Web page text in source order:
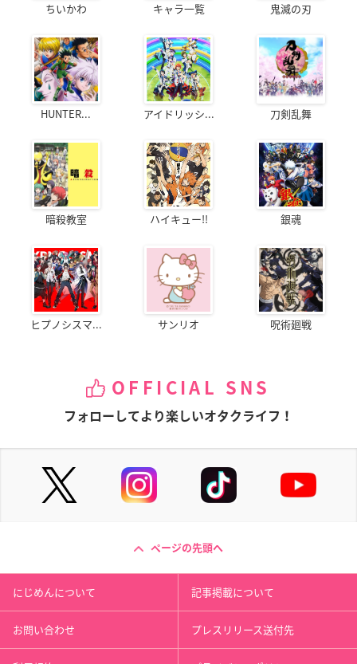
ちいかわ キャラ一覧 鬼滅の刃
HUNTER... アイドリッシ... 刀剣乱舞
暗殺教室 ハイキュー!! 銀魂
ヒプノシスマ... サンリオ 呪術廻戦
OFFICIAL SNS
フォローしてより楽しいオタクライフ！
ページの先頭へ
にじめんについて 記事掲載について
お問い合わせ プレスリリース送付先